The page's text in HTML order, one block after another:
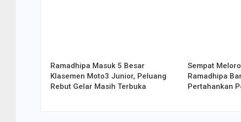
Ramadhipa Masuk 5 Besar
Klasemen Moto3 Junior, Peluang
Rebut Gelar Masih Terbuka
Sempat
Ramadhipa
Pertahankan